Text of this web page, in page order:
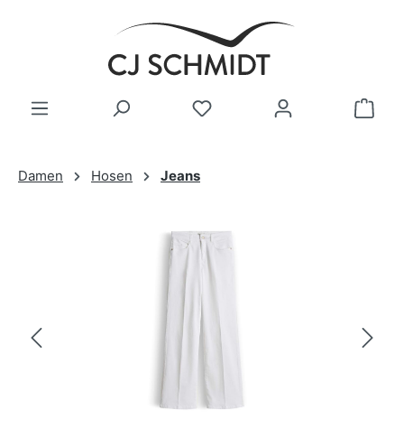
Zum Hauptinhalt springen
Damen Hosen Jeans
Bildergalerie überspringen